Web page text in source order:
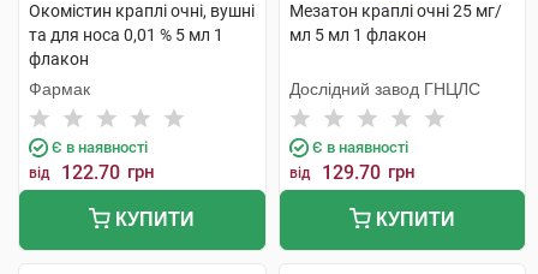
Окомістин краплі очні, вушні
та для носа 0,01 % 5 мл 1
флакон
Фармак
Є в наявності
від 122.70 грн
КУПИТИ
Мезатон краплі очні 25 мг/
мл 5 мл 1 флакон
Дослідний завод ГНЦЛС
Є в наявності
від 129.70 грн
КУПИТИ